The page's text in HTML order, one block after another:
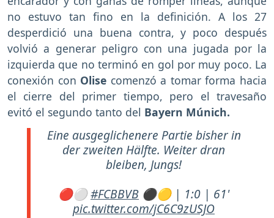
no estuvo tan fino en la definición. A los 27
desperdició una buena contra, y poco después
volvió a generar peligro con una jugada por la
izquierda que no terminó en gol por muy poco. La
conexión con Olise comenzó a tomar forma hacia
el cierre del primer tiempo, pero el travesaño
evitó el segundo tanto del Bayern Múnich.
Eine ausgeglichenere Partie bisher in
der zweiten Hälfte. Weiter dran
bleiben, Jungs!
🔴⚪#FCBBVB ⚫🟡 | 1:0 | 61'
pic.twitter.com/jC6C9zUSJO